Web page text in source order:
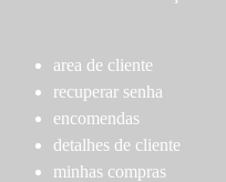
area de cliente
recuperar senha
encomendas
detalhes de cliente
minhas compras